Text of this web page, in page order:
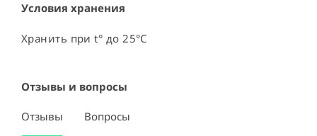
Условия хранения
Хранить при t° до 25°C
Отзывы и вопросы
Отзывы Вопросы